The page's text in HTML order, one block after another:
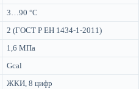
3…90 °C
2 (ГОСТ Р ЕН 1434-1-2011)
1,6 МПа
Gcal
ЖКИ, 8 цифр